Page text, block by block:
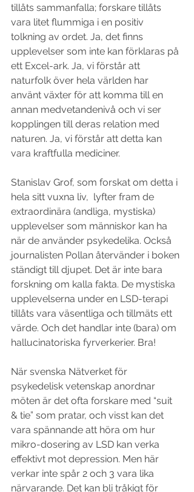
tillåts sammanfalla; forskare tillåts
vara litet flummiga i en positiv
tolkning av ordet. Ja, det finns
upplevelser som inte kan förklaras på
ett Excel-ark. Ja, vi förstår att
naturfolk över hela världen har
använt växter för att komma till en
annan medvetandenivå och vi ser
kopplingen till deras relation med
naturen. Ja, vi förstår att detta kan
vara kraftfulla mediciner.
Stanislav Grof, som forskat om detta i
hela sitt vuxna liv,  lyfter fram de
extraordinära (andliga, mystiska)
upplevelser som människor kan ha
när de använder psykedelika. Också
journalisten Pollan återvänder i boken
ständigt till djupet. Det är inte bara
forskning om kalla fakta. De mystiska
upplevelserna under en LSD-terapi
tillåts vara väsentliga och tillmäts ett
värde. Och det handlar inte (bara) om
hallucinatoriska fyrverkerier. Bra!
När svenska Nätverket för
psykedelisk vetenskap anordnar
möten är det ofta forskare med “suit
& tie” som pratar, och visst kan det
vara spännande att höra om hur
mikro-dosering av LSD kan verka
effektivt mot depression. Men här
verkar inte spår 2 och 3 vara lika
närvarande. Det kan bli tråkigt för